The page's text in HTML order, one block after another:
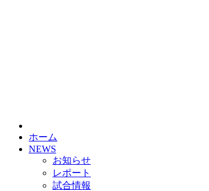
ホーム
NEWS
お知らせ
レポート
試合情報